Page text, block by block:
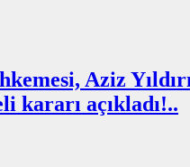
Aziz
kararı açıkladı!..